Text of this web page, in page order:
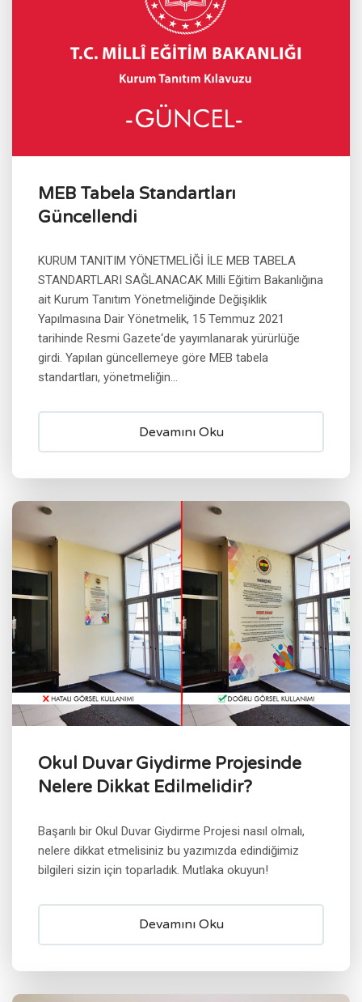
MEB Tabela Standartları
Güncellendi
KURUM TANITIM YÖNETMELİĞİ İLE MEB TABELA
STANDARTLARI SAĞLANACAK Milli Eğitim Bakanlığına
ait Kurum Tanıtım Yönetmeliğinde Değişiklik
Yapılmasına Dair Yönetmelik, 15 Temmuz 2021
tarihinde Resmi Gazete‘de yayımlanarak yürürlüğe
girdi. Yapılan güncellemeye göre MEB tabela
standartları, yönetmeliğin...
Devamını Oku
Okul Duvar Giydirme Projesinde
Nelere Dikkat Edilmelidir?
Başarılı bir Okul Duvar Giydirme Projesi nasıl olmalı,
nelere dikkat etmelisiniz bu yazımızda edindiğimiz
bilgileri sizin için toparladık. Mutlaka okuyun!
Devamını Oku